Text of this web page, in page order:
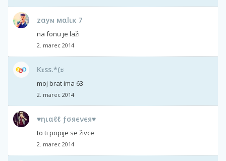
zαyɴ мαlιĸ 7
na fonu je laži
2. marec 2014
Kɪss.*(ะ
moj brat ima 63
2. marec 2014
♥ηιαℓℓ ƒσяєνєя♥
to ti popije se živce
2. marec 2014